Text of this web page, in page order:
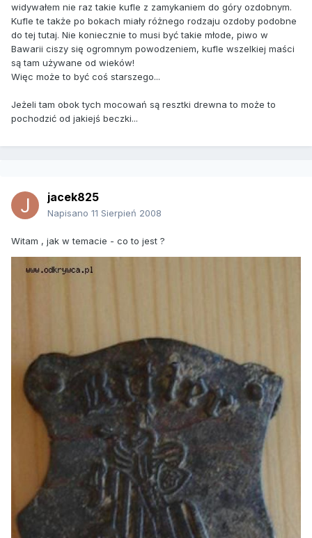
widywałem nie raz takie kufle z zamykaniem do góry ozdobnym.
Kufle te także po bokach miały różnego rodzaju ozdoby podobne
do tej tutaj. Nie koniecznie to musi być takie młode, piwo w
Bawarii ciszy się ogromnym powodzeniem, kufle wszelkiej maści
są tam używane od wieków!
Więc może to być coś starszego...
Jeżeli tam obok tych mocowań są resztki drewna to może to
pochodzić od jakiejś beczki...
jacek825
Napisano 11 Sierpień 2008
Witam , jak w temacie - co to jest ?